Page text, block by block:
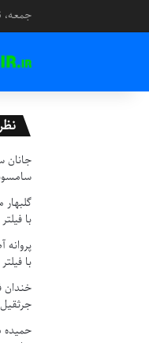
جمعه، 16 مرداد 1405
جانان
با
پروانه
با
خندان
جرثقیل ۷ تن : راهنمایی جامع و فنی
حمیده